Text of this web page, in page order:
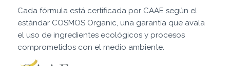
Cada fórmula está certificada por CAAE según el
estándar COSMOS Organic, una garantía que avala
el uso de ingredientes ecológicos y procesos
comprometidos con el medio ambiente.